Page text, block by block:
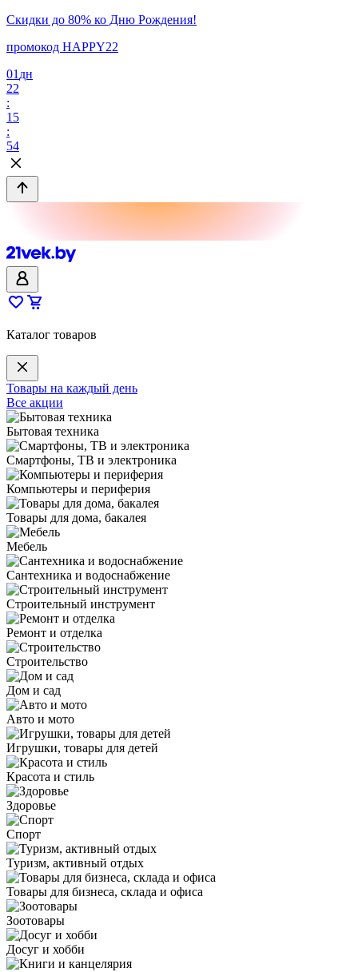
Скидки до 80% ко Дню Рождения!
промокод HAPPY22
01 дн
22
:
15
:
54
Каталог товаров
Товары на каждый день
Все акции
Бытовая техника
Смартфоны, ТВ и электроника
Компьютеры и периферия
Товары для дома, бакалея
Мебель
Сантехника и водоснабжение
Строительный инструмент
Ремонт и отделка
Строительство
Дом и сад
Авто и мото
Игрушки, товары для детей
Красота и стиль
Здоровье
Спорт
Туризм, активный отдых
Товары для бизнеса, склада и офиса
Зоотовары
Досуг и хобби